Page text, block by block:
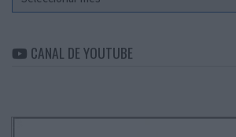
CANAL DE YOUTUBE